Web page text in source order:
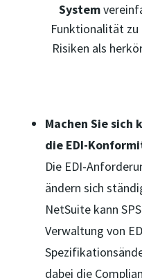
System
Funktionalität zu
Risiken als
Machen Sie sich
die EDI-
Die EDI-
ändern sich
NetSuite kann
Verwaltung von
dabei die